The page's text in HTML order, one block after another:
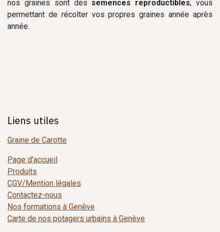
nos graines sont des semences reproductibles, vous
permettant de récolter vos propres graines année après
année.
Liens utiles
Graine de Carotte
Page d'accueil
Produits
CGV/Mention légales
Contactez-nous
Nos formations à Genève
Carte de nos potagers urbains à Genève